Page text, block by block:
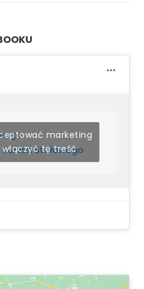
Stołowego
marketing
tę treść